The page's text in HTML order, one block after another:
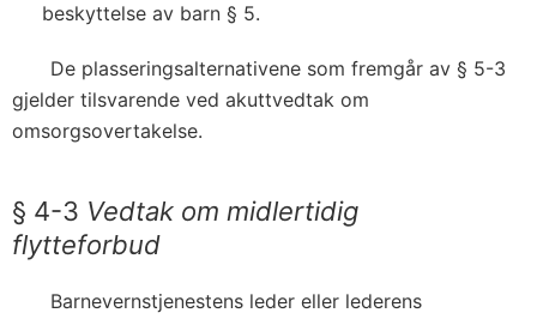
beskyttelse av barn § 5.
De plasseringsalternativene som fremgår av § 5-3
gjelder tilsvarende ved akuttvedtak om
omsorgsovertakelse.
§ 4-3 Vedtak om midlertidig
flytteforbud
Barnevernstjenestens leder eller lederens